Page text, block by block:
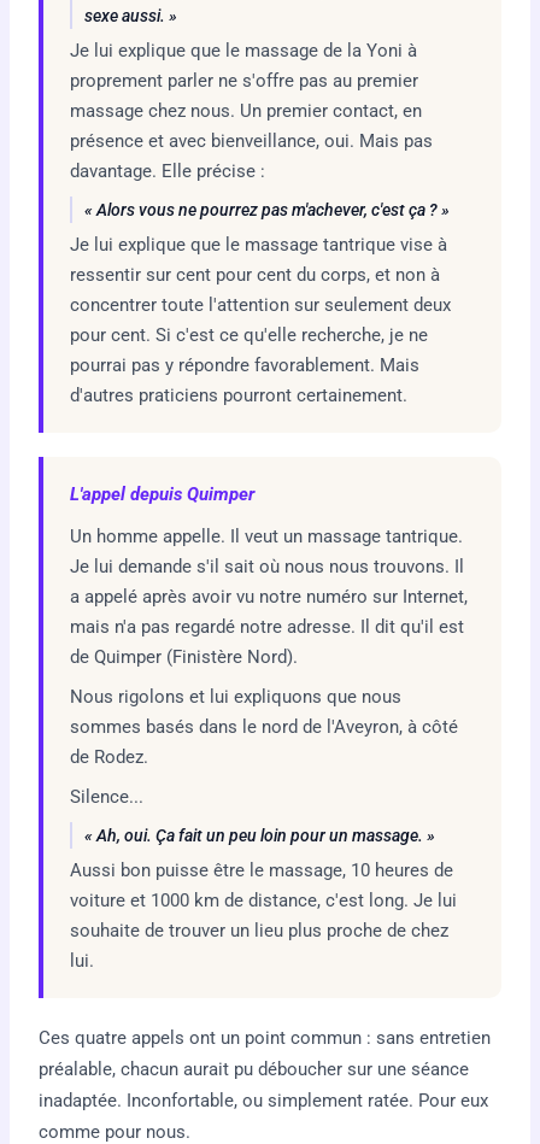
sexe aussi. »
Je lui explique que le massage de la Yoni à
proprement parler ne s'offre pas au premier
massage chez nous. Un premier contact, en
présence et avec bienveillance, oui. Mais pas
davantage. Elle précise :
« Alors vous ne pourrez pas m'achever, c'est ça ? »
Je lui explique que le massage tantrique vise à
ressentir sur cent pour cent du corps, et non à
concentrer toute l'attention sur seulement deux
pour cent. Si c'est ce qu'elle recherche, je ne
pourrai pas y répondre favorablement. Mais
d'autres praticiens pourront certainement.
L'appel depuis Quimper
Un homme appelle. Il veut un massage tantrique.
Je lui demande s'il sait où nous nous trouvons. Il
a appelé après avoir vu notre numéro sur Internet,
mais n'a pas regardé notre adresse. Il dit qu'il est
de Quimper (Finistère Nord).
Nous rigolons et lui expliquons que nous
sommes basés dans le nord de l'Aveyron, à côté
de Rodez.
Silence...
« Ah, oui. Ça fait un peu loin pour un massage. »
Aussi bon puisse être le massage, 10 heures de
voiture et 1000 km de distance, c'est long. Je lui
souhaite de trouver un lieu plus proche de chez
lui.
Ces quatre appels ont un point commun : sans entretien
préalable, chacun aurait pu déboucher sur une séance
inadaptée. Inconfortable, ou simplement ratée. Pour eux
comme pour nous.